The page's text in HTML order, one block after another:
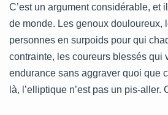
C’est un argument considérable, et
de monde. Les genoux douloureux,
personnes en surpoids pour qui
contrainte, les coureurs blessés qui
endurance sans aggraver quoi que
là, l’elliptique n’est pas un pis-aller.